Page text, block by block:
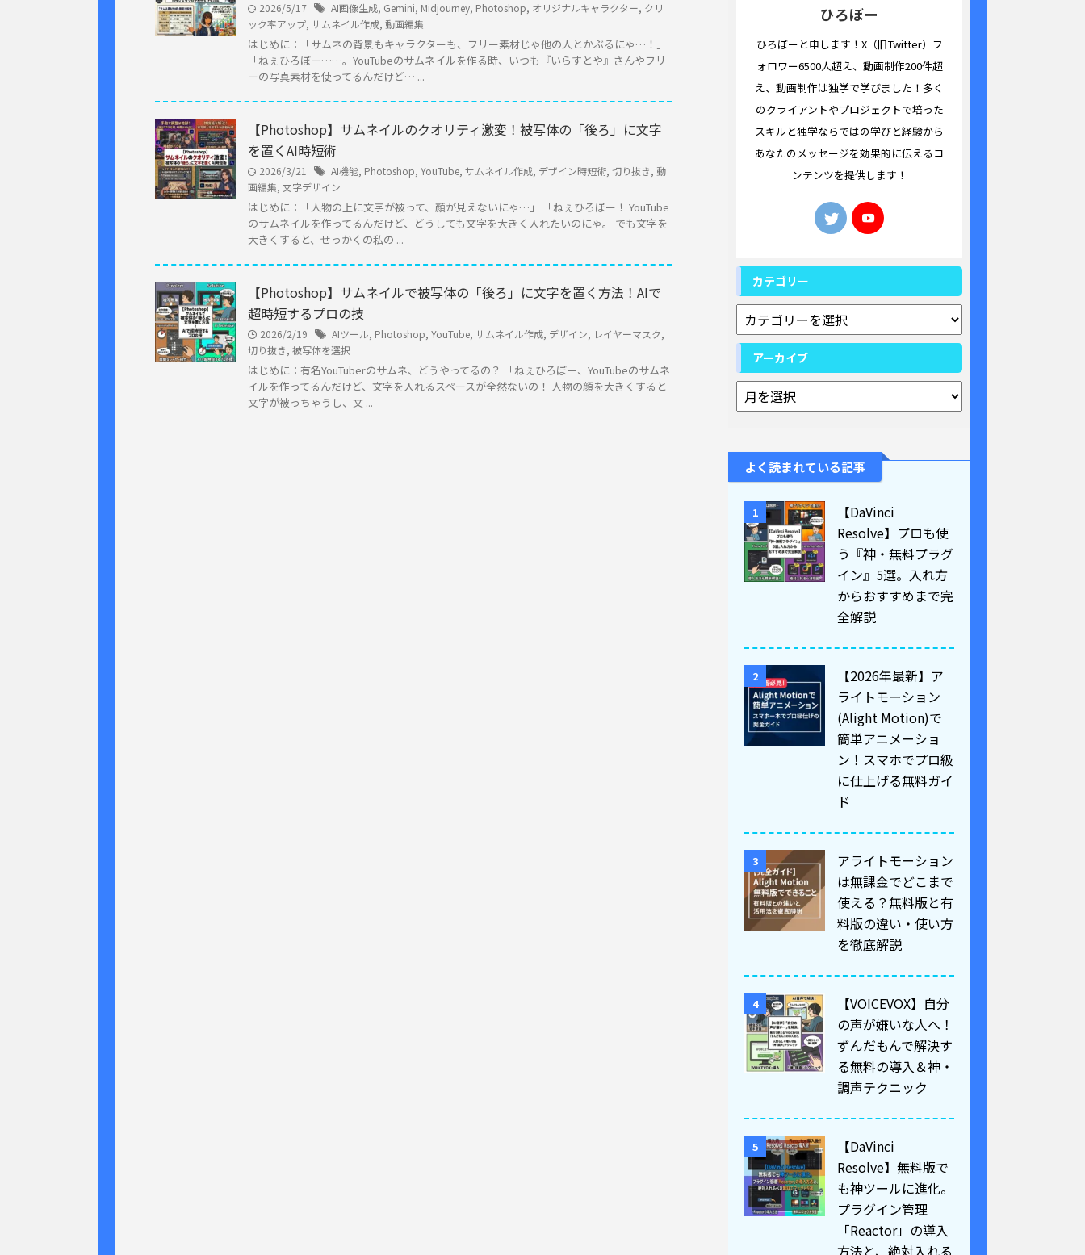
2026/5/17 AI画像生成, Gemini, Midjourney, Photoshop, オリジナルキャラクター, クリ
ック率アップ, サムネイル作成, 動画編集
はじめに：「サムネの背景もキャラクターも、フリー素材じゃ他の人とかぶるにゃ…！」
「ねぇひろぼー……。YouTubeのサムネイルを作る時、いつも『いらすとや』さんやフリ
ーの写真素材を使ってるんだけど… ...
【Photoshop】サムネイルのクオリティ激変！被写体の「後ろ」に文字
を置くAI時短術
2026/3/21 AI機能, Photoshop, YouTube, サムネイル作成, デザイン時短術, 切り抜き, 動
画編集, 文字デザイン
はじめに：「人物の上に文字が被って、顔が見えないにゃ…」 「ねぇひろぼー！ YouTube
のサムネイルを作ってるんだけど、どうしても文字を大きく入れたいのにゃ。 でも文字を
大きくすると、せっかくの私の ...
【Photoshop】サムネイルで被写体の「後ろ」に文字を置く方法！AIで
超時短するプロの技
2026/2/19 AIツール, Photoshop, YouTube, サムネイル作成, デザイン, レイヤーマスク,
切り抜き, 被写体を選択
はじめに：有名YouTuberのサムネ、どうやってるの？ 「ねぇひろぼー、YouTubeのサムネ
イルを作ってるんだけど、文字を入れるスペースが全然ないの！ 人物の顔を大きくすると
文字が被っちゃうし、文 ...
ひろぼー
ひろぼーと申します！X（旧Twitter）フ
ォロワー6500人超え、動画制作200件超
え、動画制作は独学で学びました！多く
のクライアントやプロジェクトで培った
スキルと独学ならではの学びと経験から
あなたのメッセージを効果的に伝えるコ
ンテンツを提供します！
カテゴリー
アーカイブ
よく読まれている記事
1
【DaVinci
Resolve】プロも使
う『神・無料プラグ
イン』5選。入れ方
からおすすめまで完
全解説
2
【2026年最新】ア
ライトモーション
(Alight Motion)で
簡単アニメーショ
ン！スマホでプロ級
に仕上げる無料ガイ
ド
3
アライトモーション
は無課金でどこまで
使える？無料版と有
料版の違い・使い方
を徹底解説
4
【VOICEVOX】自分
の声が嫌いな人へ！
ずんだもんで解決す
る無料の導入＆神・
調声テクニック
5
【DaVinci
Resolve】無料版で
も神ツールに進化。
プラグイン管理
「Reactor」の導入
方法と、絶対入れる